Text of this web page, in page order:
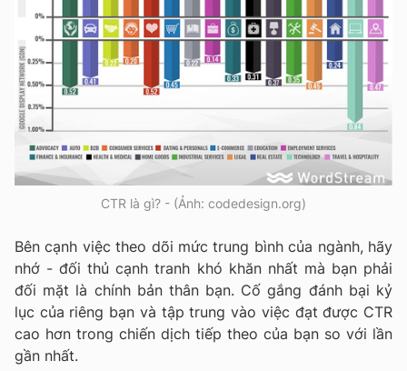
CTR là gì? - (Ảnh: codedesign.org)
Bên cạnh việc theo dõi mức trung bình của ngành, hãy
nhớ - đối thủ cạnh tranh khó khăn nhất mà bạn phải
đối mặt là chính bản thân bạn. Cố gắng đánh bại kỷ
lục của riêng bạn và tập trung vào việc đạt được CTR
cao hơn trong chiến dịch tiếp theo của bạn so với lần
gần nhất.